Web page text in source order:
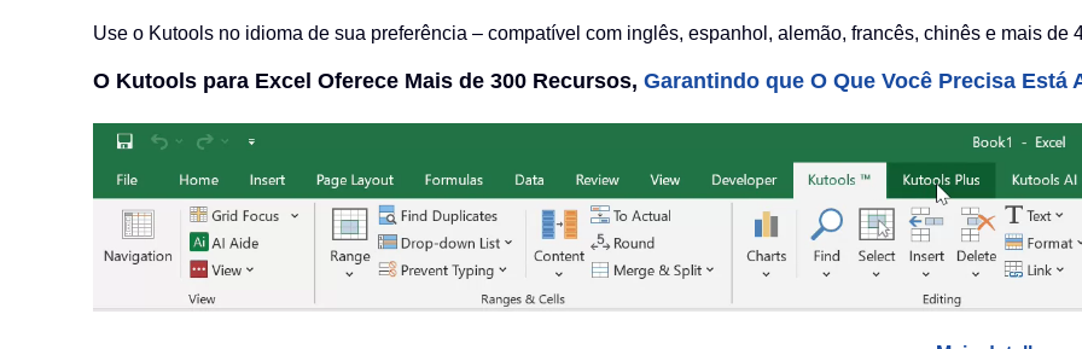
Use o Kutools no idioma de sua preferência – compatível com inglês, espanhol, alemão, francês, chinês e mais de
O Kutools para Excel Oferece Mais de 300 Recursos, Garantindo que O Que Você Precisa Está